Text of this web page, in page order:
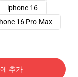
iphone 16
16 Pro Max
추가